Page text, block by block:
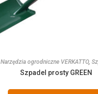
Narzędzia ogrodniczne VERKATTO,
Szpadel prosty GREEN